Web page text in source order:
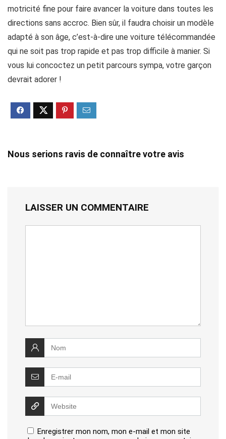
motricité fine pour faire avancer la voiture dans toutes les
directions sans accroc. Bien sûr, il faudra choisir un modèle
adapté à son âge, c’est-à-dire une voiture télécommandée
qui ne soit pas trop rapide et pas trop difficile à manier. Si
vous lui concoctez un petit parcours sympa, votre garçon
devrait adorer !
Nous serions ravis de connaître votre avis
LAISSER UN COMMENTAIRE
Enregistrer mon nom, mon e-mail et mon site